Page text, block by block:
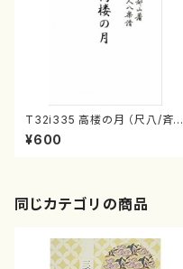
T32i335 高楼の月 （尺八/斉藤
松声/楽譜）都山流公刊楽譜曲
番:2039
¥600
同じカテゴリの商品